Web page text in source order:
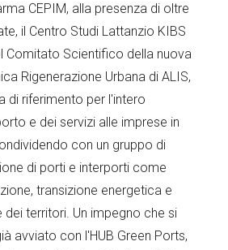
CEPIM, alla presenza di oltre
il Centro Studi Lattanzio KIBS
Comitato Scientifico della nuova
Rigenerazione Urbana di ALIS,
di riferimento per l'intero
e dei servizi alle imprese in
con un gruppo di
di porti e interporti come
transizione energetica e
dei territori. Un impegno che si
avviato con l'HUB Green Ports,